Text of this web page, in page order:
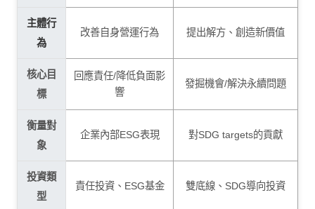
主體行
為
改善自身營運行為 提出解方、創造新價值
核心目
標
回應責任/降低負面影
響
發掘機會/解決永續問題
衡量對
象
企業內部ESG表現 對SDG targets的貢獻
投資類
型
責任投資、ESG基金 雙底線、SDG導向投資